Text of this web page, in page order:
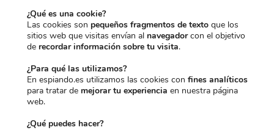
¿Qué es una cookie?
Las cookies son pequeños fragmentos de texto que los
sitios web que visitas envían al navegadorcon el objetivo
de recordar información sobre tu visita.
¿Para qué las utilizamos?
En espiando.es utilizamos las cookies con fines analíticos
para tratar de mejorar tu experiencia en nuestra página
web.
¿Qué puedes hacer?